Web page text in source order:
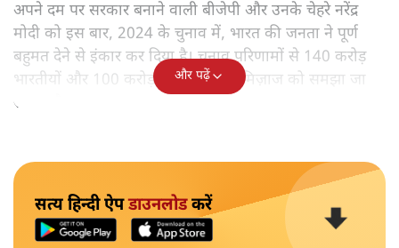
अपने दम पर सरकार बनाने वाली बीजेपी और उनके चेहरे नरेंद्र
मोदी को इस बार, 2024 के चुनाव में, भारत की जनता ने पूर्ण
बहुमत देने से इंकार कर दिया है। चुनाव परिणामों से 140 करोड़
भारतीयों और 100 करोड़ मतदाताओं के मिज़ाज को समझा जा
सकता है।
और पढ़ें
सत्य हिन्दी ऐपडाउनलोडकरें